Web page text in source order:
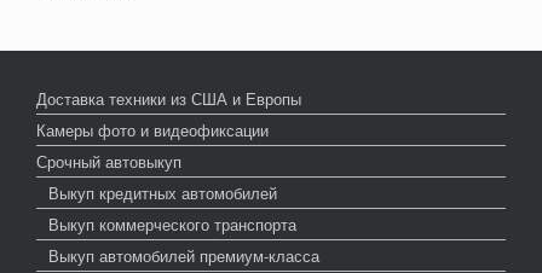
Доставка техники из США и Европы
Камеры фото и видеофиксации
Срочный автовыкуп
Выкуп кредитных автомобилей
Выкуп коммерческого транспорта
Выкуп автомобилей премиум-класса